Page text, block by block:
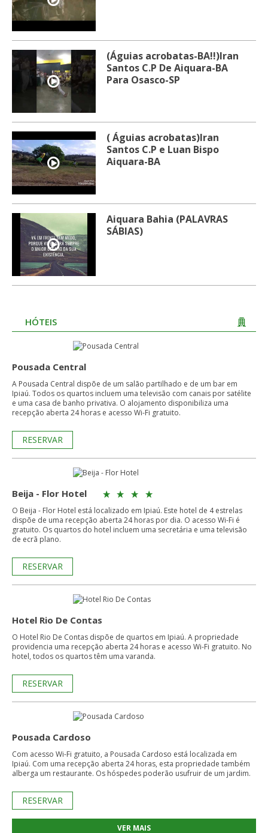
(Águias acrobatas-BA!!)Iran
Santos C.P De Aiquara-BA
Para Osasco-SP
( Águias acrobatas)Iran
Santos C.P e Luan Bispo
Aiquara-BA
Aiquara Bahia (PALAVRAS
SÁBIAS)
HÓTEIS
Pousada Central
A Pousada Central dispõe de um salão partilhado e de um bar em
Ipiaú. Todos os quartos incluem uma televisão com canais por satélite
e uma casa de banho privativa. O alojamento disponibiliza uma
recepção aberta 24 horas e acesso Wi-Fi gratuito.
RESERVAR
Beija - Flor Hotel
O Beija - Flor Hotel está localizado em Ipiaú. Este hotel de 4 estrelas
dispõe de uma recepção aberta 24 horas por dia. O acesso Wi-Fi é
gratuito. Os quartos do hotel incluem uma secretária e uma televisão
de ecrã plano.
RESERVAR
Hotel Rio De Contas
O Hotel Rio De Contas dispõe de quartos em Ipiaú. A propriedade
providencia uma recepção aberta 24 horas e acesso Wi-Fi gratuito. No
hotel, todos os quartos têm uma varanda.
RESERVAR
Pousada Cardoso
Com acesso Wi-Fi gratuito, a Pousada Cardoso está localizada em
Ipiaú. Com uma recepção aberta 24 horas, esta propriedade também
alberga um restaurante. Os hóspedes poderão usufruir de um jardim.
RESERVAR
VER MAIS